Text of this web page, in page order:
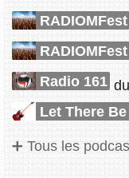
RADIOMFest
RADIOMFest
Radio 161
Let There
Tous les